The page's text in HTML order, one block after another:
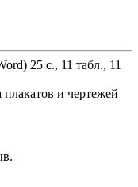
25 с., 11 табл., 11
и чертежей